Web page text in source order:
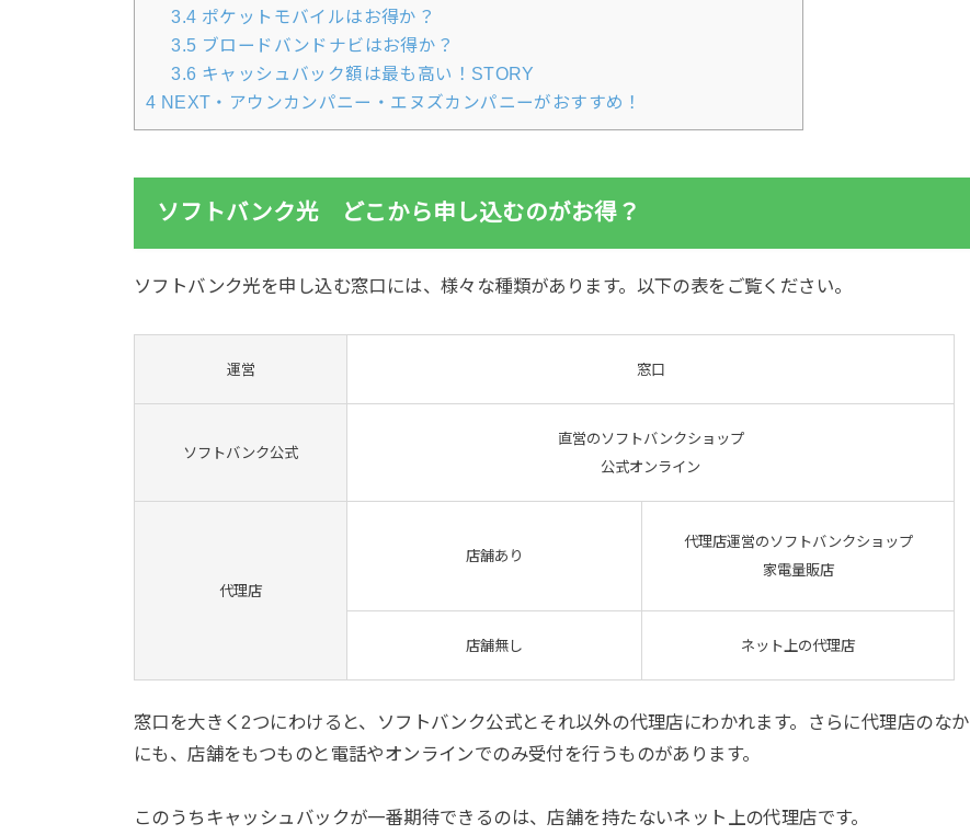
3.4 ポケットモバイルはお得か？
3.5 ブロードバンドナビはお得か？
3.6 キャッシュバック額は最も高い！STORY
4 NEXT・アウンカンパニー・エヌズカンパニーがおすすめ！
ソフトバンク光 どこから申し込むのがお得？
ソフトバンク光を申し込む窓口には、様々な種類があります。以下の表をご覧ください。
運営 窓口
ソフトバンク公式
直営のソフトバンクショップ
公式オンライン
代理店
店舗あり
代理店運営のソフトバンクショップ
家電量販店
店舗無し ネット上の代理店
窓口を大きく2つにわけると、ソフトバンク公式とそれ以外の代理店にわかれます。さらに代理店のなか
にも、店舗をもつものと電話やオンラインでのみ受付を行うものがあります。
このうちキャッシュバックが一番期待できるのは、店舗を持たないネット上の代理店です。